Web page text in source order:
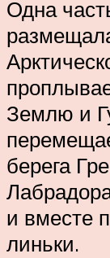
Одна
Землю и
берега
и вместе
линьки.